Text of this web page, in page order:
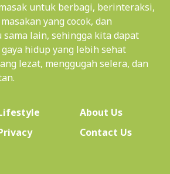
untuk berbagi, berinteraksi,
yang cocok, dan
lain, sehingga kita dapat
hidup yang lebih sehat
lezat, menggugah selera, dan
About Us(current)
Contact Us